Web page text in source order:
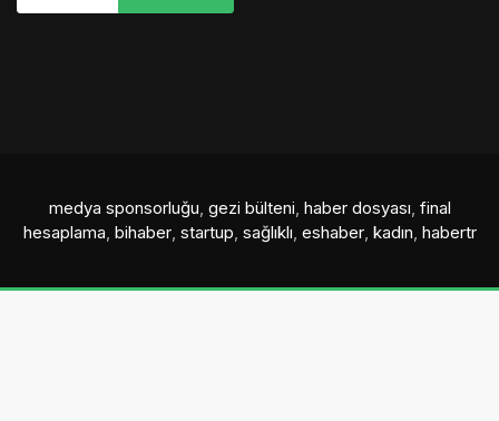
medya sponsorluğu, gezi bülteni, haber dosyası, final
hesaplama, bihaber, startup, sağlıklı, eshaber, kadın, habertr